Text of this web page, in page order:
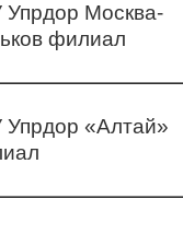
Упрдор Москва-
филиал
Упрдор «Алтай»